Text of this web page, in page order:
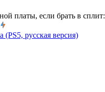
платы, если брать в сплит:
(PS5, русская версия)